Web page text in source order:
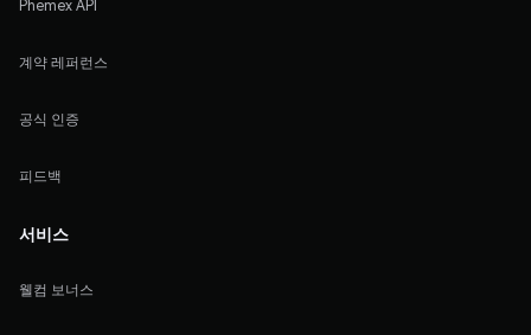
Phemex API
계약 레퍼런스
공식 인증
피드백
서비스
웰컴 보너스